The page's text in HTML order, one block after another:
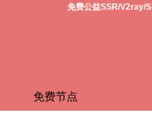
免费公益SSR/V2ray/
免费节点